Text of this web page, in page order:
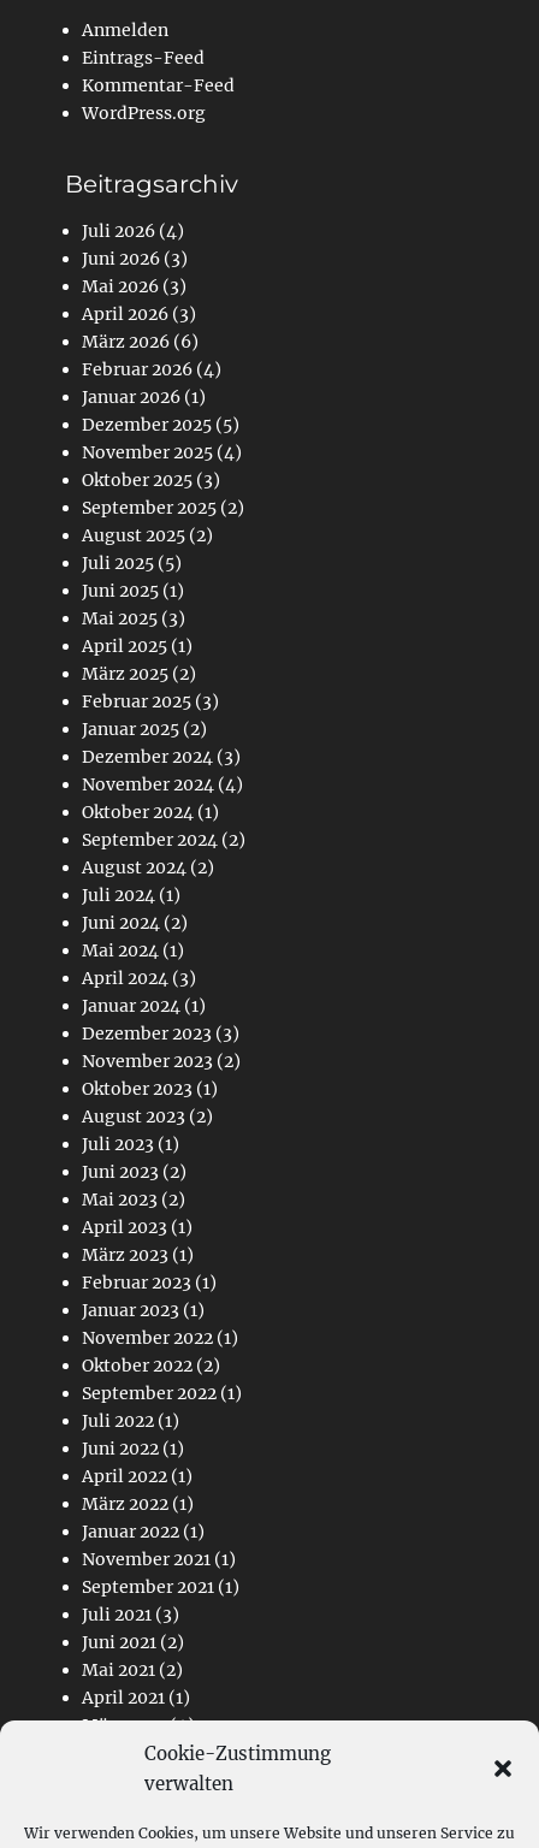
Cookie-Zustimmung
verwalten
Wir verwenden Cookies, um unsere Website und unseren Service zu
Anmelden
Eintrags-Feed
Kommentar-Feed
WordPress.org
Beitragsarchiv
Juli 2026 (4)
Juni 2026 (3)
Mai 2026 (3)
April 2026 (3)
März 2026 (6)
Februar 2026 (4)
Januar 2026 (1)
Dezember 2025 (5)
November 2025 (4)
Oktober 2025 (3)
September 2025 (2)
August 2025 (2)
Juli 2025 (5)
Juni 2025 (1)
Mai 2025 (3)
April 2025 (1)
März 2025 (2)
Februar 2025 (3)
Januar 2025 (2)
Dezember 2024 (3)
November 2024 (4)
Oktober 2024 (1)
September 2024 (2)
August 2024 (2)
Juli 2024 (1)
Juni 2024 (2)
Mai 2024 (1)
April 2024 (3)
Januar 2024 (1)
Dezember 2023 (3)
November 2023 (2)
Oktober 2023 (1)
August 2023 (2)
Juli 2023 (1)
Juni 2023 (2)
Mai 2023 (2)
April 2023 (1)
März 2023 (1)
Februar 2023 (1)
Januar 2023 (1)
November 2022 (1)
Oktober 2022 (2)
September 2022 (1)
Juli 2022 (1)
Juni 2022 (1)
April 2022 (1)
März 2022 (1)
Januar 2022 (1)
November 2021 (1)
September 2021 (1)
Juli 2021 (3)
Juni 2021 (2)
Mai 2021 (2)
April 2021 (1)
März 2021(4)
Februar 2021(2)
November 2020(1)